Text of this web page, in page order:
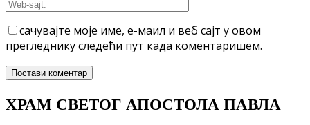
сачувајте моје име, е-маил и веб сајт у овом
прегледнику следећи пут када коментаришем.
ХРАМ СВЕТОГ АПОСТОЛА ПАВЛА